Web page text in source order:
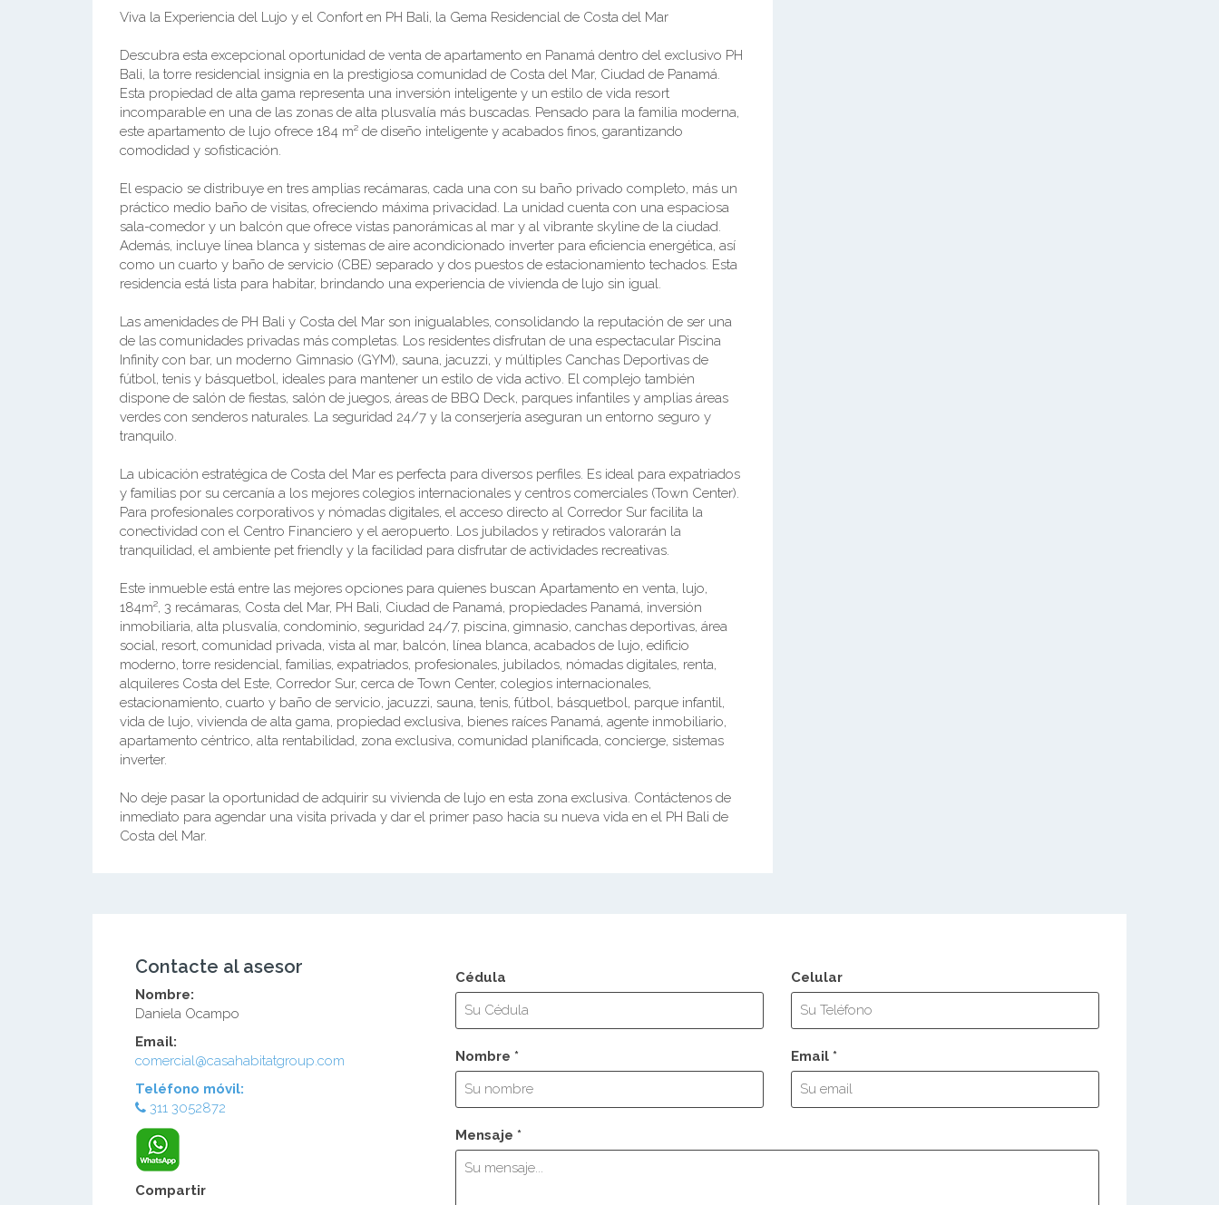
Viva la Experiencia del Lujo y el Confort en PH Bali, la Gema Residencial de Costa del Mar
Descubra esta excepcional oportunidad de venta de apartamento en Panamá dentro del exclusivo PH
Bali, la torre residencial insignia en la prestigiosa comunidad de Costa del Mar, Ciudad de Panamá.
Esta propiedad de alta gama representa una inversión inteligente y un estilo de vida resort
incomparable en una de las zonas de alta plusvalía más buscadas. Pensado para la familia moderna,
este apartamento de lujo ofrece 184 m² de diseño inteligente y acabados finos, garantizando
comodidad y sofisticación.
El espacio se distribuye en tres amplias recámaras, cada una con su baño privado completo, más un
práctico medio baño de visitas, ofreciendo máxima privacidad. La unidad cuenta con una espaciosa
sala-comedor y un balcón que ofrece vistas panorámicas al mar y al vibrante skyline de la ciudad.
Además, incluye línea blanca y sistemas de aire acondicionado inverter para eficiencia energética, así
como un cuarto y baño de servicio (CBE) separado y dos puestos de estacionamiento techados. Esta
residencia está lista para habitar, brindando una experiencia de vivienda de lujo sin igual.
Las amenidades de PH Bali y Costa del Mar son inigualables, consolidando la reputación de ser una
de las comunidades privadas más completas. Los residentes disfrutan de una espectacular Piscina
Infinity con bar, un moderno Gimnasio (GYM), sauna, jacuzzi, y múltiples Canchas Deportivas de
fútbol, tenis y básquetbol, ideales para mantener un estilo de vida activo. El complejo también
dispone de salón de fiestas, salón de juegos, áreas de BBQ Deck, parques infantiles y amplias áreas
verdes con senderos naturales. La seguridad 24/7 y la conserjería aseguran un entorno seguro y
tranquilo.
La ubicación estratégica de Costa del Mar es perfecta para diversos perfiles. Es ideal para expatriados
y familias por su cercanía a los mejores colegios internacionales y centros comerciales (Town Center).
Para profesionales corporativos y nómadas digitales, el acceso directo al Corredor Sur facilita la
conectividad con el Centro Financiero y el aeropuerto. Los jubilados y retirados valorarán la
tranquilidad, el ambiente pet friendly y la facilidad para disfrutar de actividades recreativas.
Este inmueble está entre las mejores opciones para quienes buscan Apartamento en venta, lujo,
184m², 3 recámaras, Costa del Mar, PH Bali, Ciudad de Panamá, propiedades Panamá, inversión
inmobiliaria, alta plusvalía, condominio, seguridad 24/7, piscina, gimnasio, canchas deportivas, área
social, resort, comunidad privada, vista al mar, balcón, línea blanca, acabados de lujo, edificio
moderno, torre residencial, familias, expatriados, profesionales, jubilados, nómadas digitales, renta,
alquileres Costa del Este, Corredor Sur, cerca de Town Center, colegios internacionales,
estacionamiento, cuarto y baño de servicio, jacuzzi, sauna, tenis, fútbol, básquetbol, parque infantil,
vida de lujo, vivienda de alta gama, propiedad exclusiva, bienes raíces Panamá, agente inmobiliario,
apartamento céntrico, alta rentabilidad, zona exclusiva, comunidad planificada, concierge, sistemas
inverter.
No deje pasar la oportunidad de adquirir su vivienda de lujo en esta zona exclusiva. Contáctenos de
inmediato para agendar una visita privada y dar el primer paso hacia su nueva vida en el PH Bali de
Costa del Mar.
Contacte al asesor
Nombre:
Daniela Ocampo
Email:
comercial@casahabitatgroup.com
Teléfono móvil:
311 3052872
Compartir
Cédula Celular
Nombre * Email *
Mensaje *